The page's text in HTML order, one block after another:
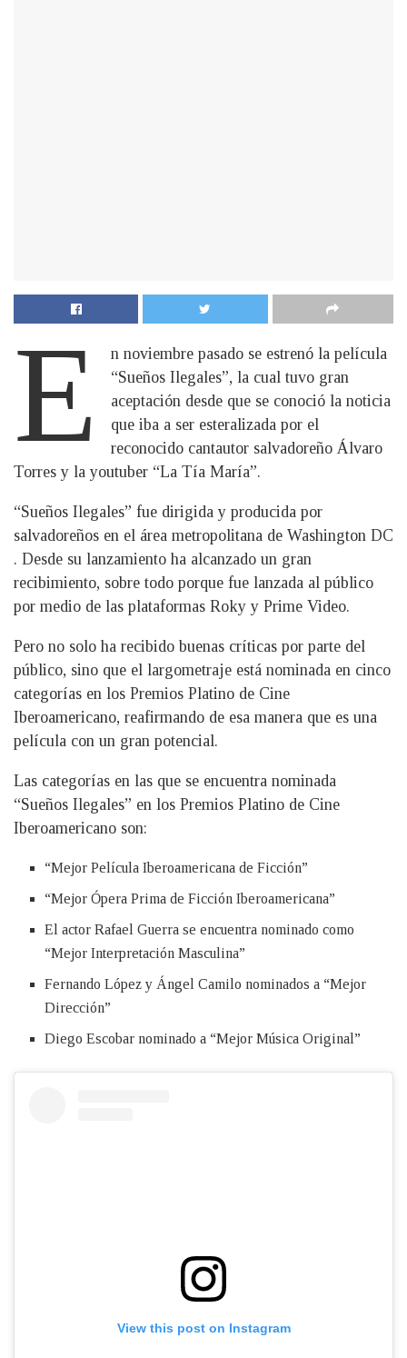
E
n noviembre pasado se estrenó la película
“Sueños Ilegales”, la cual tuvo gran
aceptación desde que se conoció la noticia
que iba a ser esteralizada por el
reconocido cantautor salvadoreño Álvaro
Torres y la youtuber “La Tía María”.
“Sueños Ilegales” fue dirigida y producida por
salvadoreños en el área metropolitana de Washington DC
. Desde su lanzamiento ha alcanzado un gran
recibimiento, sobre todo porque fue lanzada al público
por medio de las plataformas Roky y Prime Video.
Pero no solo ha recibido buenas críticas por parte del
público, sino que el largometraje está nominada en cinco
categorías en los Premios Platino de Cine
Iberoamericano, reafirmando de esa manera que es una
película con un gran potencial.
Las categorías en las que se encuentra nominada
“Sueños Ilegales” en los Premios Platino de Cine
Iberoamericano son:
“Mejor Película Iberoamericana de Ficción”
“Mejor Ópera Prima de Ficción Iberoamericana”
El actor Rafael Guerra se encuentra nominado como
“Mejor Interpretación Masculina”
Fernando López y Ángel Camilo nominados a “Mejor
Dirección”
Diego Escobar nominado a “Mejor Música Original”
View this post on Instagram